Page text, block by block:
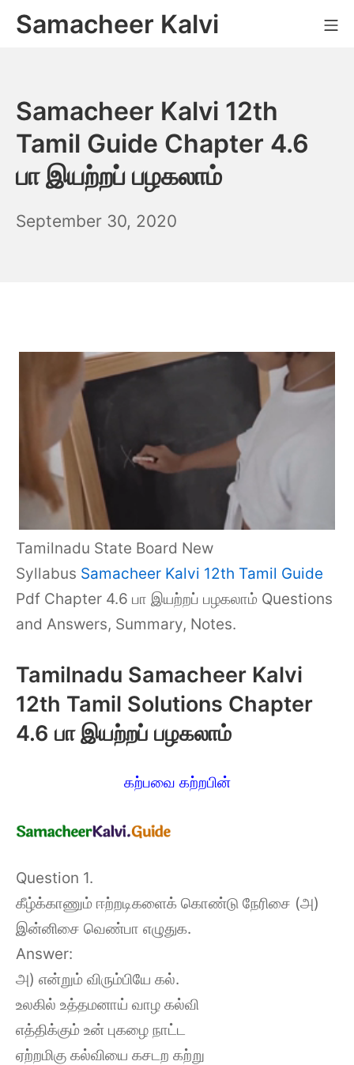
SkipSamacheer Kalvi
Samacheer Kalvi 12th
Tamil Guide Chapter 4.6
பா இயற்றப் பழகலாம்
September 30, 2020
Tamilnadu State Board New
Syllabus Samacheer Kalvi 12th Tamil Guide
Pdf Chapter 4.6 பா இயற்றப் பழகலாம் Questions
and Answers, Summary, Notes.
Tamilnadu Samacheer Kalvi
12th Tamil Solutions Chapter
4.6 பா இயற்றப் பழகலாம்
கற்பவை கற்றபின்
Question 1.
கீழ்க்காணும் ஈற்றடிகளைக் கொண்டு நேரிசை (அ)
இன்னிசை வெண்பா எழுதுக.
Answer:
அ) என்றும் விரும்பியே கல்.
உலகில் உத்தமனாய் வாழ கல்வி
எத்திக்கும் உன் புகழை நாட்ட
ஏற்றமிகு கல்வியை கசடற கற்று